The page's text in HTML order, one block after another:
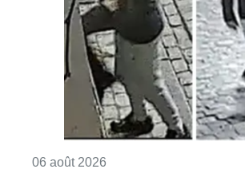
registre de
mémoire de
commerçant tué lors
braquage